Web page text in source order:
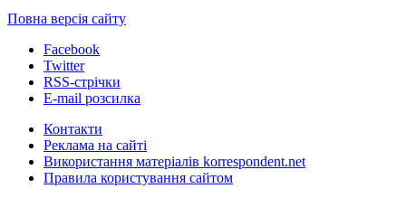
Повна версія сайту
Facebook
Twitter
RSS-стрічки
E-mail розсилка
Контакти
Реклама на сайті
Використання матеріалів korrespondent.net
Правила користування сайтом